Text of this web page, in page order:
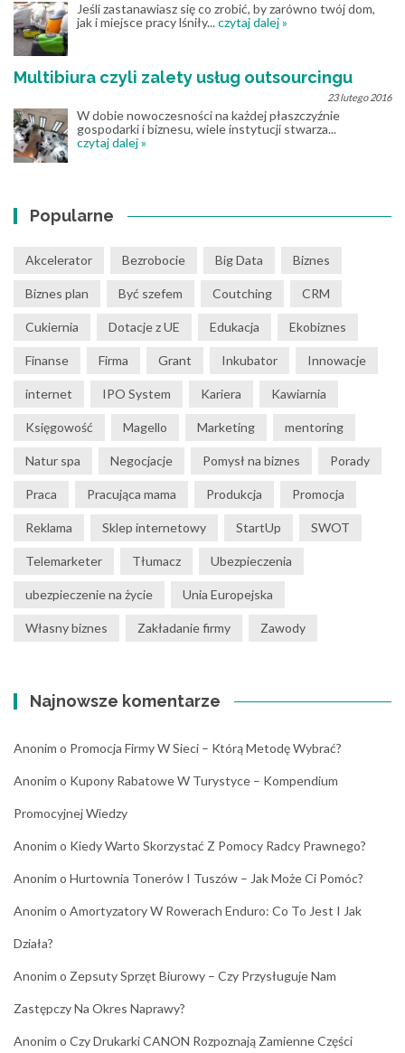
Jeśli zastanawiasz się co zrobić, by zarówno twój dom,
jak i miejsce pracy lśniły...czytaj dalej »
Multibiura czyli zalety usług outsourcingu
23 lutego 2016
W dobie nowoczesności na każdej płaszczyźnie
gospodarki i biznesu, wiele instytucji stwarza...
czytaj dalej »
Popularne
Akcelerator Bezrobocie Big Data Biznes
Biznes plan Być szefem Coutching CRM
Cukiernia Dotacje z UE Edukacja Ekobiznes
Finanse Firma Grant Inkubator Innowacje
internet IPO System Kariera Kawiarnia
Księgowość Magello Marketing mentoring
Natur spa Negocjacje Pomysł na biznes Porady
Praca Pracująca mama Produkcja Promocja
Reklama Sklep internetowy StartUp SWOT
Telemarketer Tłumacz Ubezpieczenia
ubezpieczenie na życie Unia Europejska
Własny biznes Zakładanie firmy Zawody
Najnowsze komentarze
Anonim o Promocja Firmy W Sieci – Którą Metodę Wybrać?
Anonim o Kupony Rabatowe W Turystyce – Kompendium
Promocyjnej Wiedzy
Anonim o Kiedy Warto Skorzystać Z Pomocy Radcy Prawnego?
Anonim o Hurtownia Tonerów I Tuszów – Jak Może Ci Pomóc?
Anonim o Amortyzatory W Rowerach Enduro: Co To Jest I Jak
Działa?
Anonim o Zepsuty Sprzęt Biurowy – Czy Przysługuje Nam
Zastępczy Na Okres Naprawy?
Anonim o Czy Drukarki CANON Rozpoznają Zamienne Części